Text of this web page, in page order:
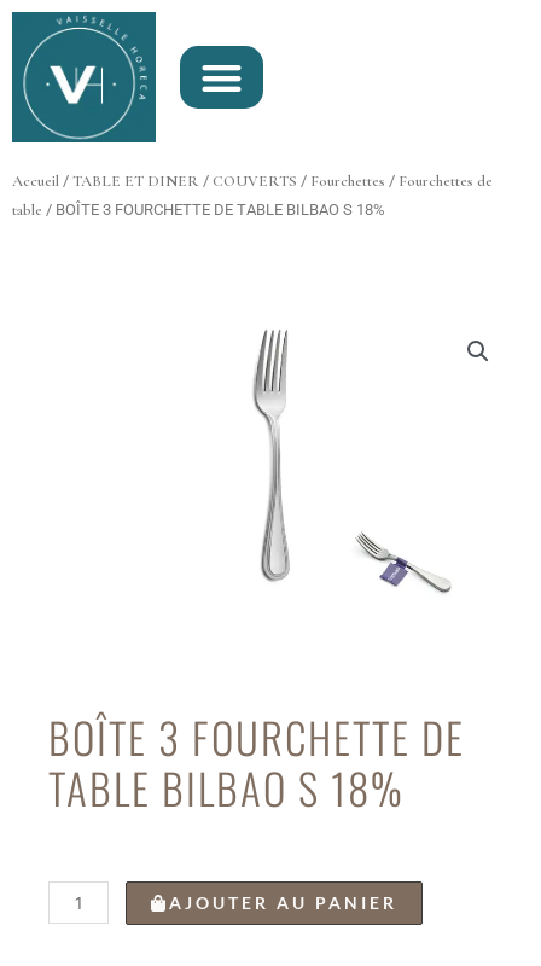
Aller
contenu
Accueil / TABLE ET DINER / COUVERTS / Fourchettes / Fourchettes de
table / BOÎTE 3 FOURCHETTE DE TABLE BILBAO S 18%
BOÎTE 3 FOURCHETTE DE
TABLE BILBAO S 18%
quantité
de
AJOUTER AU PANIER